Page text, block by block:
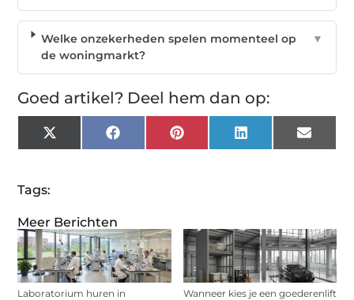
Meer Berichten
Laboratorium huren in
Wanneer kies je een goederenlift
Welke onzekerheden spelen momenteel op
de woningmarkt?
▼
Goed artikel? Deel hem dan op:
X
(Twitter)
Facebook Pinterest LinkedIn Email
Tags: